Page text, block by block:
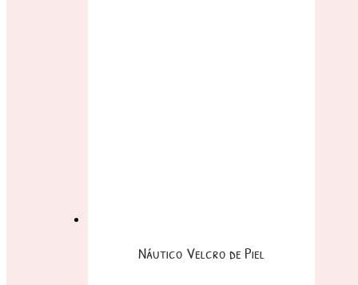
Náutico Velcro de Piel